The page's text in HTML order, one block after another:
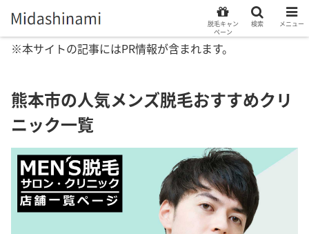
※本サイトの記事にはPR情報が含まれます。
熊本市の人気メンズ脱毛おすすめクリ
ニック一覧
脱毛キャン
ペーン
検索 メニュー